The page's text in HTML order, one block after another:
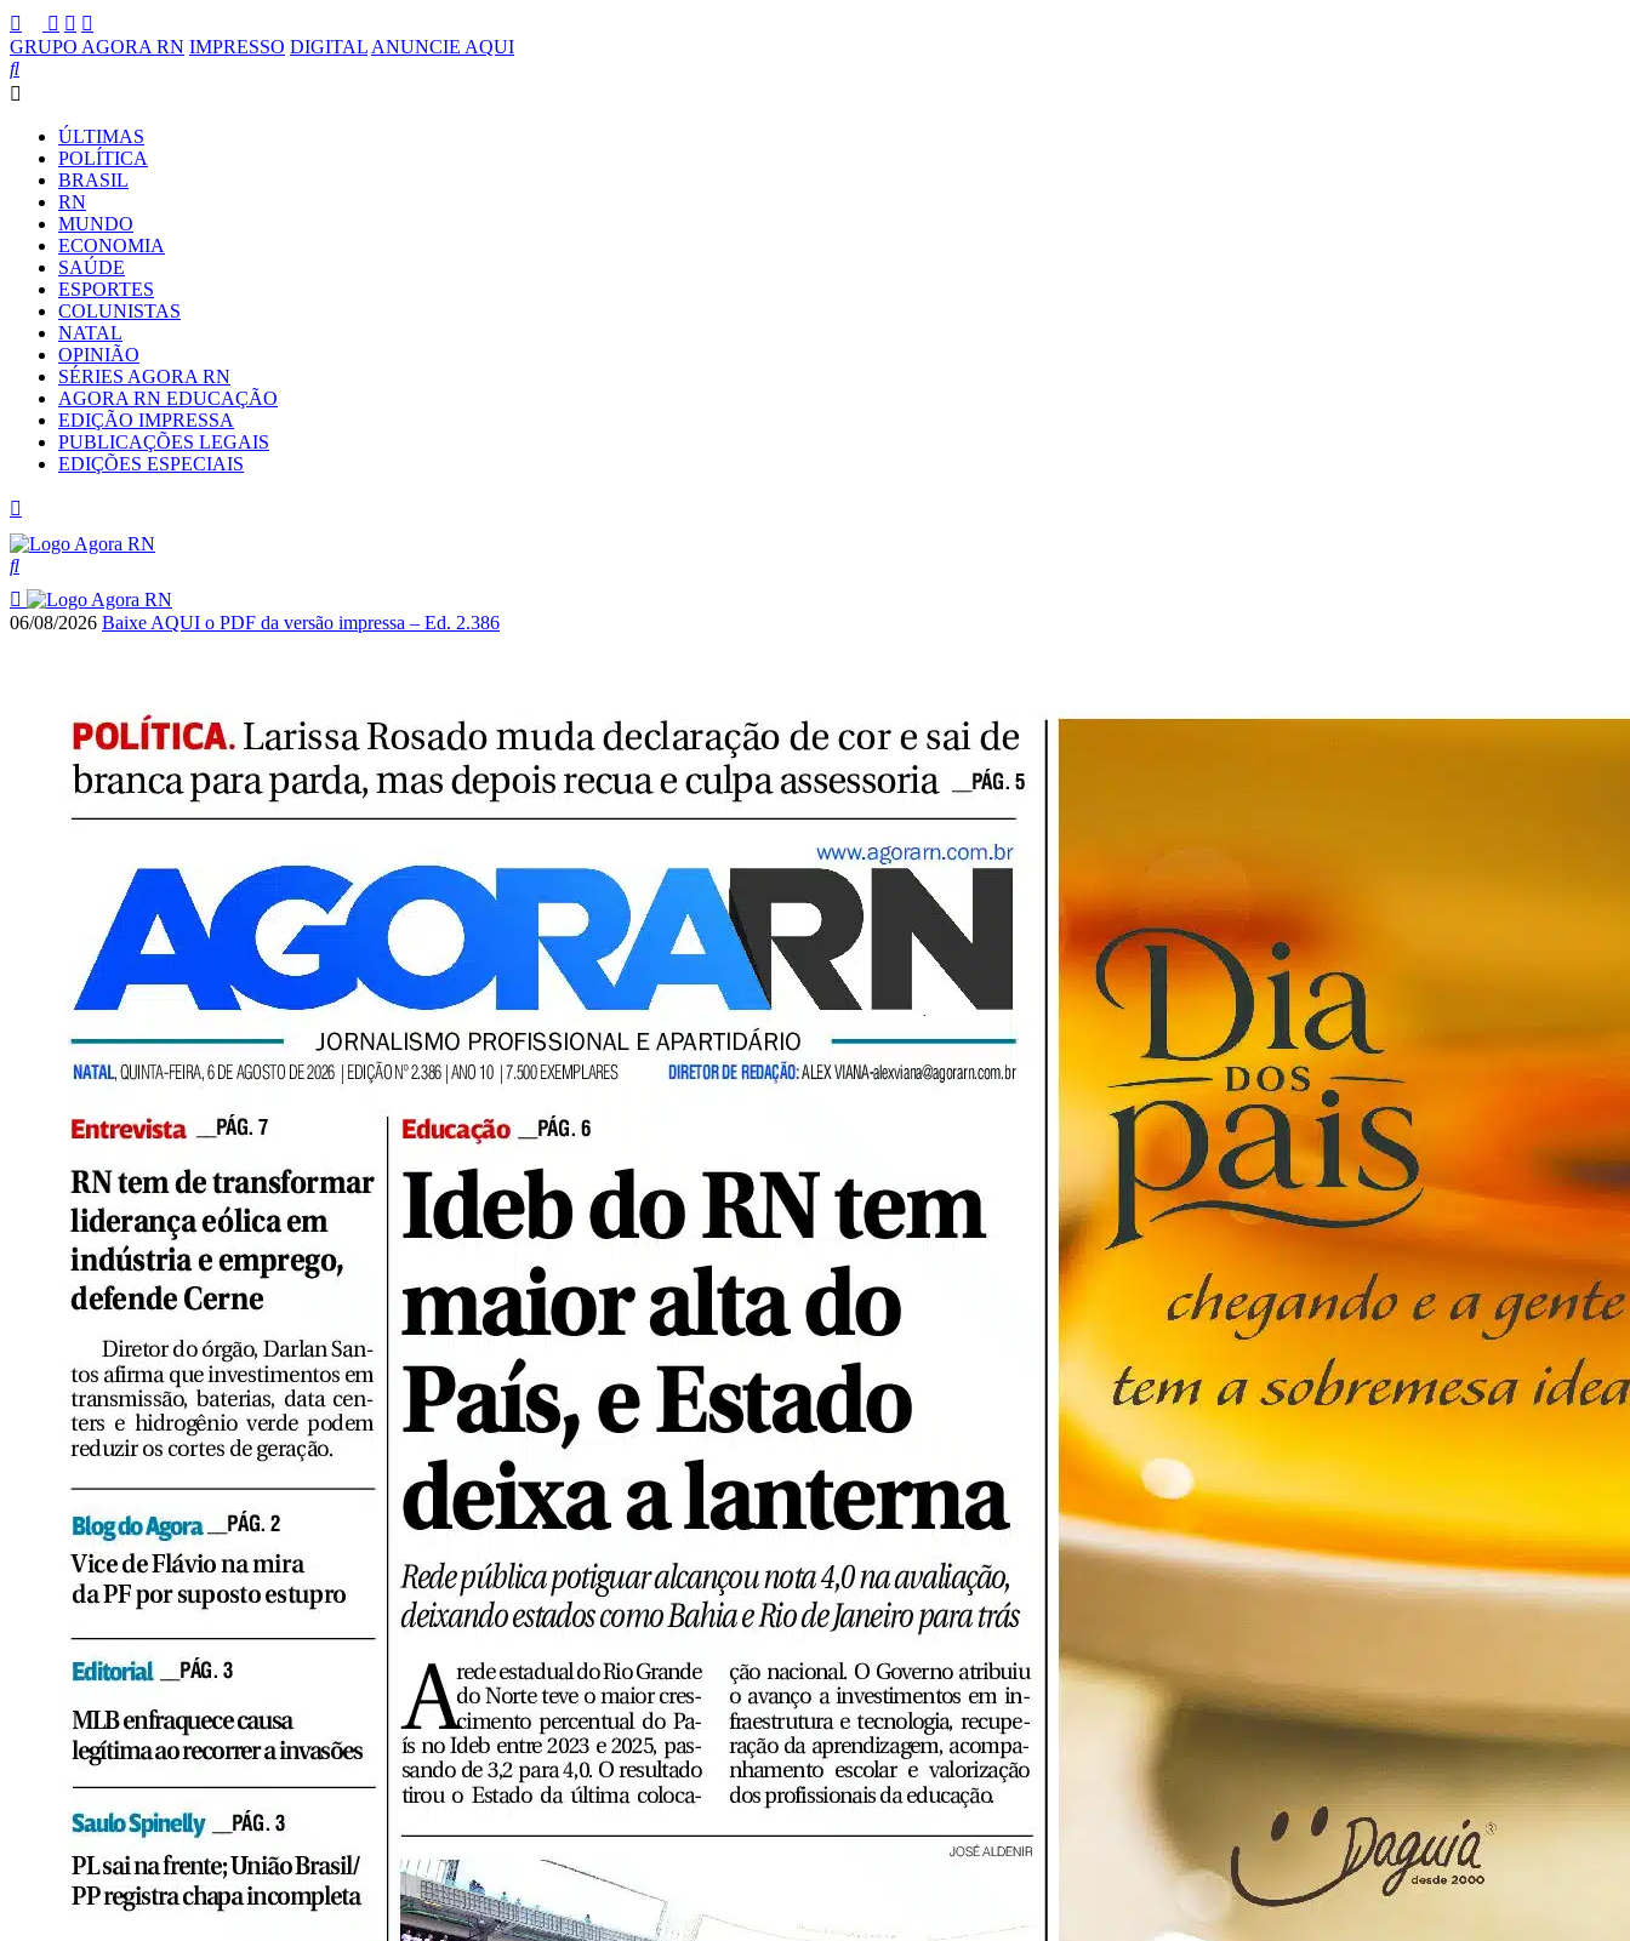
GRUPO AGORA RN IMPRESSO DIGITAL ANUNCIE AQUI
ÚLTIMAS
POLÍTICA
BRASIL
RN
MUNDO
ECONOMIA
SAÚDE
ESPORTES
COLUNISTAS
NATAL
OPINIÃO
SÉRIES AGORA RN
AGORA RN EDUCAÇÃO
EDIÇÃO IMPRESSA
PUBLICAÇÕES LEGAIS
EDIÇÕES ESPECIAIS
06/08/2026 Baixe AQUI o PDF da versão impressa – Ed. 2.386